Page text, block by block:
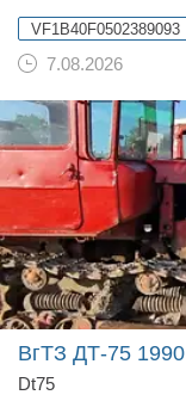
VF1B40F0502389093
7.08.2026
ВгТЗ ДТ-75 1990
Dt75